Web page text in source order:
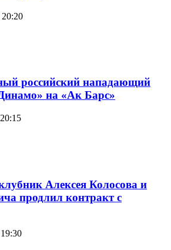
20:20
российский нападающий
на «Ак Барс»
Алексея Колосова и
продлил контракт с